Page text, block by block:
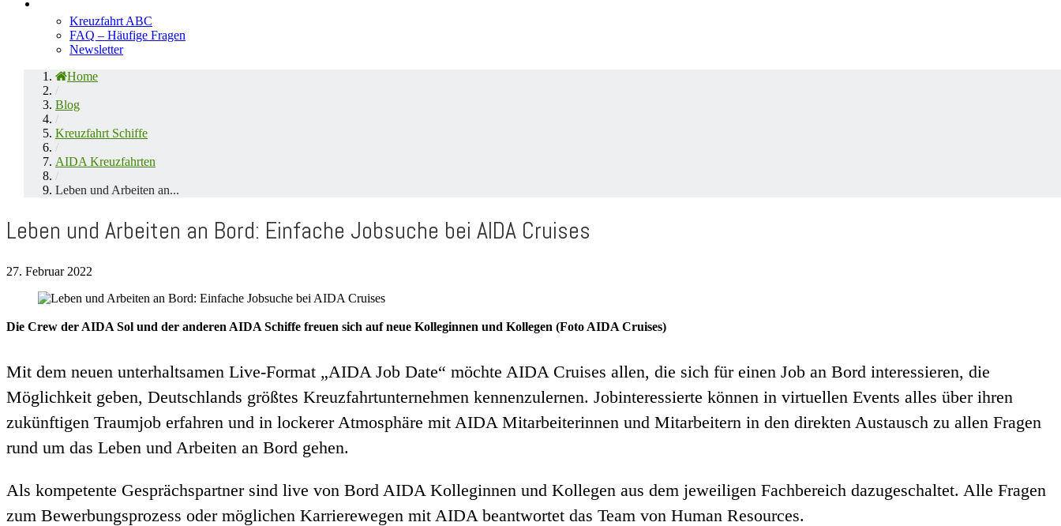
Kreuzfahrt ABC
FAQ – Häufige Fragen
Newsletter
Home
/
Blog
/
Kreuzfahrt Schiffe
/
AIDA Kreuzfahrten
/
Leben und Arbeiten an...
Leben und Arbeiten an Bord: Einfache Jobsuche bei AIDA Cruises
27. Februar 2022
Die Crew der AIDA Sol und der anderen AIDA Schiffe freuen sich auf neue Kolleginnen und Kollegen (Foto AIDA Cruises)
Mit dem neuen unterhaltsamen Live-Format „AIDA Job Date“ möchte AIDA Cruises allen, die sich für einen Job an Bord interessieren, die
Möglichkeit geben, Deutschlands größtes Kreuzfahrtunternehmen kennenzulernen. Jobinteressierte können in virtuellen Events alles über ihren
zukünftigen Traumjob erfahren und in lockerer Atmosphäre mit AIDA Mitarbeiterinnen und Mitarbeitern in den direkten Austausch zu allen Fragen
rund um das Leben und Arbeiten an Bord gehen.
Als kompetente Gesprächspartner sind live von Bord AIDA Kolleginnen und Kollegen aus dem jeweiligen Fachbereich dazugeschaltet. Alle Fragen
zum Bewerbungsprozess oder möglichen Karrierewegen mit AIDA beantwortet das Team von Human Resources.